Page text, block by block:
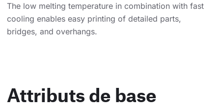
The low melting temperature in combination with fast
cooling enables easy printing of detailed parts,
bridges, and overhangs.
Attributs de base